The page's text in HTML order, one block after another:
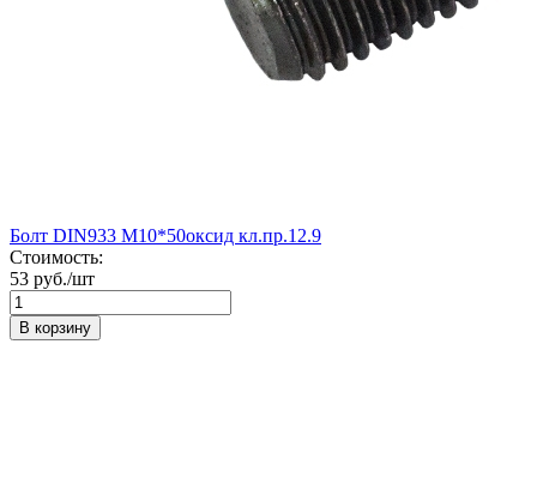
Болт DIN933 М10*50оксид кл.пр.12.9
Стоимость:
53 руб./шт
В корзину